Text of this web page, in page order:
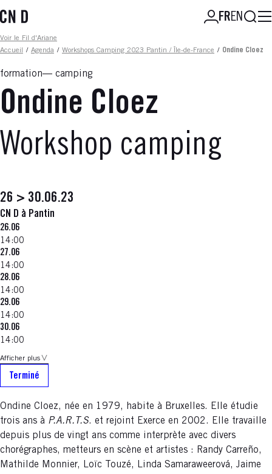
au
principal
FREN
Fil d'ariane
Voir le Fil d'Ariane
Accueil
/ Agenda / Workshops Camping 2023 Pantin / Île-de-France / Ondine Cloez
formation camping
Ondine Cloez
Workshop camping
26 > 30.06.23
CN D à Pantin
26.06
14:00
27.06
14:00
28.06
14:00
29.06
14:00
30.06
14:00
Afficher plus
Terminé
Ondine Cloez, née en 1979, habite à Bruxelles. Elle étudie
trois ans à P.A.R.T.S. et rejoint Exerce en 2002. Elle travaille
depuis plus de vingt ans comme interprète avec divers
chorégraphes, metteurs en scène et artistes : Randy Carreño,
Mathilde Monnier, Loïc Touzé, Linda Samaraweerová, Jaime